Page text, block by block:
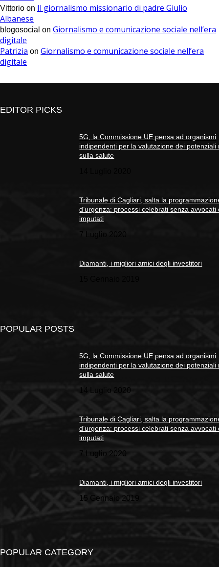
Vittorio on Il giornalismo missionario di padre Giulio
Albanese
blogosocial on Giornalismo e comunicazione sociale nell’era
digitale
Patrizia on Giornalismo e comunicazione sociale nell’era
digitale
EDITOR PICKS
5G, la Commissione UE pensa ad organismi
indipendenti per la valutazione dei potenziali
sulla salute
Tribunale di Cagliari, salta la
d’urgenza: processi celebrati senza avvocati
imputati
7 Luglio 2020
Diamanti, i migliori amici degli investitori
POPULAR POSTS
5G, la Commissione UE pensa ad organismi
indipendenti per la valutazione dei potenziali
sulla salute
14 Luglio 2020
Tribunale di Cagliari, salta la
d’urgenza: processi celebrati senza avvocati
imputati
7 Luglio 2020
Diamanti, i migliori amici degli investitori
15 Gennaio 2019
POPULAR CATEGORY